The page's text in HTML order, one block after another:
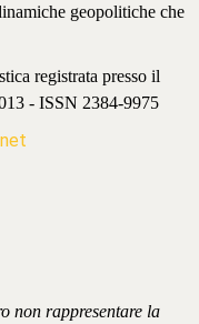
geopolitiche che
registrata presso il
- ISSN 2384-9975
non rappresentare la